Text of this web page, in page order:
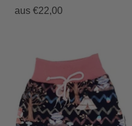
aus €22,00